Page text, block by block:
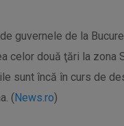
guvernele de la
celor două ţări la zona
sunt încă în curs de
(News.ro)